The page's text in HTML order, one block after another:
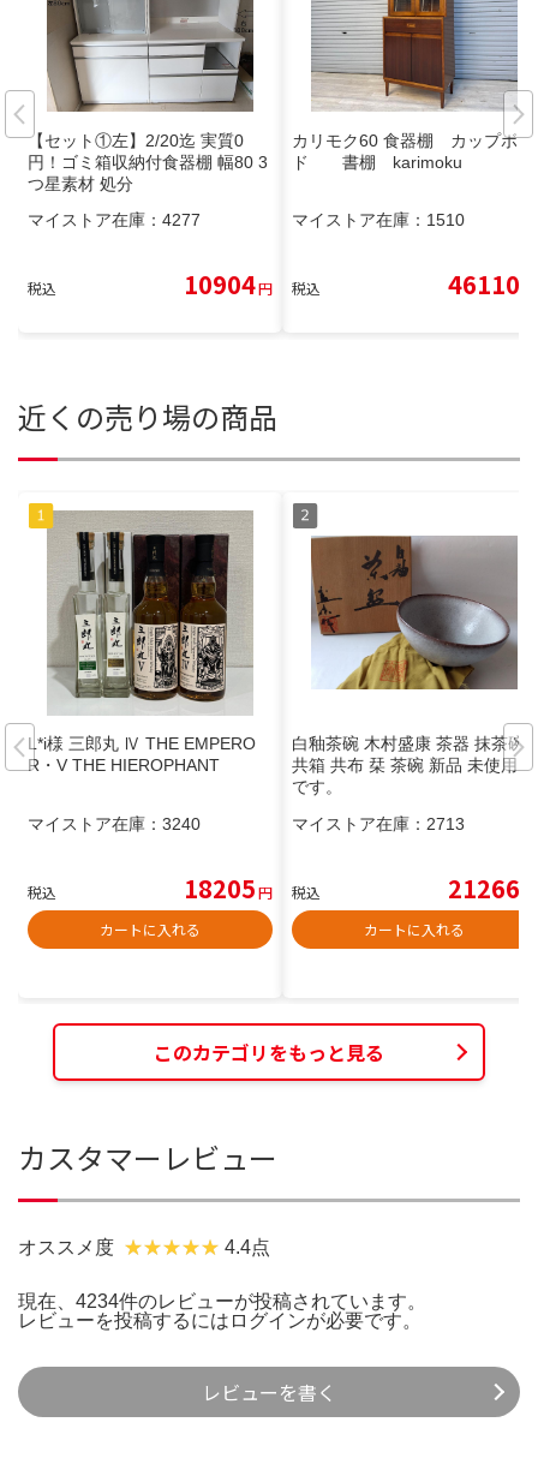
【セット①左】2/20迄 実質0
円！ゴミ箱収納付食器棚 幅80 3
つ星素材 処分
マイストア在庫： 4277
税込 10904円
カリモク60 食器棚 カップボー
ド 書棚 karimoku
マイストア在庫： 1510
税込 46110
近くの売り場の商品
L*i様 三郎丸 Ⅳ THE EMPERO
R・V THE HIEROPHANT
マイストア在庫： 3240
税込 18205円
カートに入れる
白釉茶碗 木村盛康 茶器 抹茶碗
共箱 共布 栞 茶碗 新品 未使用
です。
マイストア在庫： 2713
税込 21266
カートに入れる
このカテゴリをもっと見る
カスタマーレビュー
オススメ度 4.4点
現在、4234件のレビューが投稿されています。
レビューを投稿するには ログインが必要です。
レビューを書く